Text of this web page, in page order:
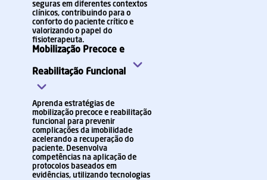
seguras em diferentes contextos
clínicos, contribuindo para o
conforto do paciente crítico e
valorizando o papel do
fisioterapeuta.
Mobilização Precoce e
Reabilitação Funcional
Aprenda estratégias de
mobilização precoce e reabilitação
funcional para prevenir
complicações da imobilidade
acelerando a recuperação do
paciente. Desenvolva
competências na aplicação de
protocolos baseados em
evidências, utilizando tecnologias